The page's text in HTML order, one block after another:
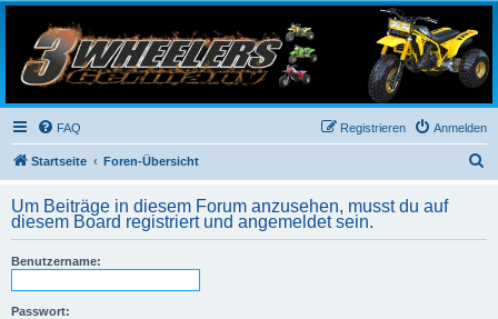
3-Wheelers Germany
Honda, Yamaha, Kawasaki Trike
FAQ Anmelden
Registrieren
Startseite Foren-Übersicht
h
Um Beiträge in diesem Forum anzusehen, musst du auf
diesem Board registriert und angemeldet sein.
Benutzername:
Passwort: